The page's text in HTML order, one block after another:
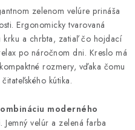
Reklamácia vrátenie tovaru
zelenom velúre prináša
Ergonomicky tvarovaná
krku a chrbta, zatiaľ čo hojdací
po náročnom dni. Kreslo má
rozmery, vďaka čomu
kútika.
moderného
. Jemný velúr a zelená farba